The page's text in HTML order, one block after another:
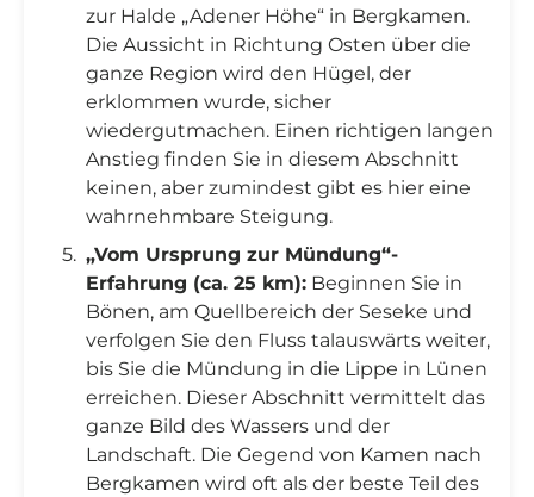
zur Halde „Adener Höhe“ in Bergkamen.
Die Aussicht in Richtung Osten über die
ganze Region wird den Hügel, der
erklommen wurde, sicher
wiedergutmachen. Einen richtigen langen
Anstieg finden Sie in diesem Abschnitt
keinen, aber zumindest gibt es hier eine
wahrnehmbare Steigung.
„Vom Ursprung zur Mündung“-
Erfahrung (ca. 25 km): Beginnen Sie in
Bönen, am Quellbereich der Seseke und
verfolgen Sie den Fluss talauswärts weiter,
bis Sie die Mündung in die Lippe in Lünen
erreichen. Dieser Abschnitt vermittelt das
ganze Bild des Wassers und der
Landschaft. Die Gegend von Kamen nach
Bergkamen wird oft als der beste Teil des